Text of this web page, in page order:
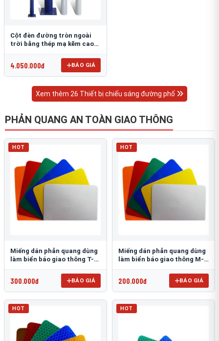
Cột đèn đường tròn ngoài
trời bằng thép mạ kẽm cao
4.050.000đ BÁO GIÁ
Xem thêm 26 Thiết bị chiếu sáng đường phố
PHẢN QUANG AN TOÀN GIAO THÔNG
HOT
Miếng dán phản quang dùng
làm biển báo giao thông T-
300.000đ BÁO GIÁ
HOT
Miếng dán phản quang dùng
làm biển báo giao thông M-
200.000đ BÁO GIÁ
HOT HOT